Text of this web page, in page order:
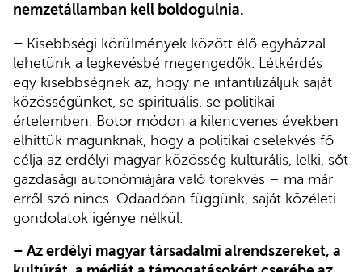
nemzetállamban kell boldogulnia.
– Kisebbségi körülmények között élő egyházzal
lehetünk a legkevésbé megengedők. Létkérdés
egy kisebbségnek az, hogy ne infantilizáljuk saját
közösségünket, se spirituális, se politikai
értelemben. Botor módon a kilencvenes években
elhittük magunknak, hogy a politikai cselekvés fő
célja az erdélyi magyar közösség kulturális, lelki, sőt
gazdasági autonómiájára való törekvés – ma már
erről szó nincs. Odaadóan függünk, saját közéleti
gondolatok igénye nélkül.
– Az erdélyi magyar társadalmi alrendszereket, a